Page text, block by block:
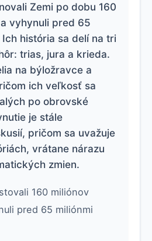
Zemi po dobu 160
vyhynuli pred 65
história sa delí na tri
trias, jura a krieda.
na býložravce a
ich veľkosť sa
po obrovské
je stále
pričom sa uvažuje
vrátane nárazu
zmien.
160 miliónov
pred 65 miliónmi